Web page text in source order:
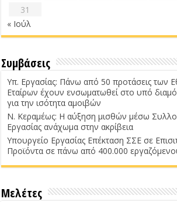
31
« Ιούλ
Συμβάσεις
Υπ. Εργασίας: Πάνω από 50 προτάσεις των
Εταίρων έχουν ενσωματωθεί στο υπό
για την ισότητα αμοιβών
Ν. Κεραμέως: Η αύξηση μισθών μέσω
Εργασίας ανάχωμα στην ακρίβεια
Υπουργείο Εργασίας Επέκταση ΣΣΕ σε
Προϊόντα σε πάνω από 400.000
Μελέτες